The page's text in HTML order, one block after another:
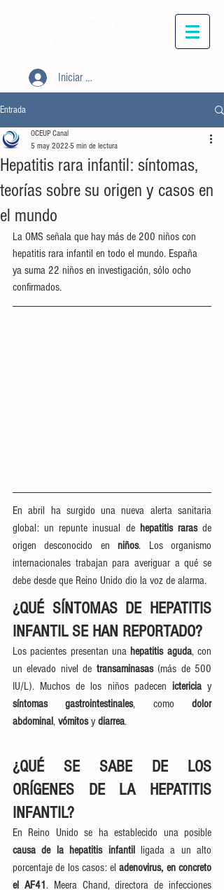
Iniciar sesión
Entrada
Hepatitis rara infantil: síntomas,
teorías sobre su origen y casos en
el mundo
OCEUP Canal
5 may 2022 5 min de lectura
La OMS señala que hay más de 200 niños con
hepatitis rara infantil en todo el mundo. España
ya suma 22 niños en investigación, sólo ocho
confirmados.
En abril ha surgido una nueva alerta sanitaria
global: un repunte inusual de hepatitis raras de
origen desconocido en niños. Los organismo
internacionales trabajan para averiguar a qué se
debe desde que Reino Unido dio la voz de alarma.
¿QUÉ SÍNTOMAS DE HEPATITIS
INFANTIL SE HAN REPORTADO?
Los pacientes presentan una hepatitis aguda, con
un elevado nivel de transaminasas (más de 500
IU/L). Muchos de los niños padecen ictericia y
síntomas gastrointestinales, como dolor
abdominal, vómitos y diarrea.
¿QUÉ SE SABE DE LOS
ORÍGENES DE LA HEPATITIS
INFANTIL?
causa de la hepatitis infantil ligada a un alto
porcentaje de los casos: el adenovirus, en concreto
el AF41. Meera Chand, directora de infecciones